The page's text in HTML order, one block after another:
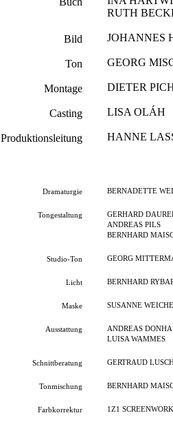
RUTH
Bild JOHANNES
Ton GEORG
Montage DIETER
Casting LISA OLÁH
Produktionsleitung HANNE
Dramaturgie BERNADETTE
Tongestaltung
GERHARD
ANDREAS PILS
BERNHARD
Studio-Ton GEORG
Licht BERNHARD
Maske SUSANNE
Ausstattung
ANDREAS
LUISA WAMMES
Schnittberatung GERTRAUD
Tonmischung BERNHARD
Farbkorrektur 1Z1